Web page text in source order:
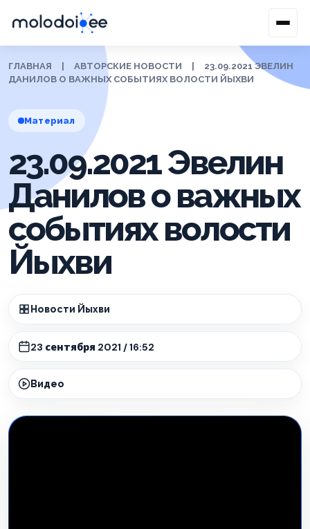
ГЛАВНАЯ АВТОРСКИЕ НОВОСТИ
23.09.2021 ЭВЕЛИН
ДАНИЛОВ О ВАЖНЫХ СОБЫТИЯХ ВОЛОСТИ ЙЫХВИ
Материал
23.09.2021 Эвелин
Данилов о важных
событиях волости
Йыхви
Новости Йыхви
23 сентября 2021 / 16:52
Видео